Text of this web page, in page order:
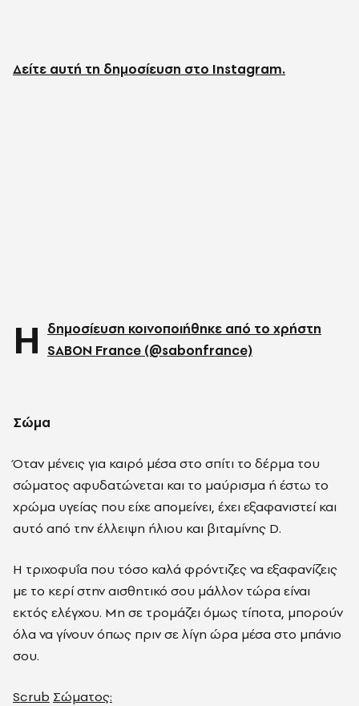
Δείτε αυτή τη δημοσίευση στο Instagram.
Η δημοσίευση κοινοποιήθηκε από το χρήστη
SABON France (@sabonfrance)
Σώμα
Όταν μένεις για καιρό μέσα στο σπίτι το δέρμα του
σώματος αφυδατώνεται και το μαύρισμα ή έστω το
χρώμα υγείας που είχε απομείνει, έχει εξαφανιστεί και
αυτό από την έλλειψη ήλιου και βιταμίνης D.
Η τριχοφυΐα που τόσο καλά φρόντιζες να εξαφανίζεις
με το κερί στην αισθητικό σου μάλλον τώρα είναι
εκτός ελέγχου. Μη σε τρομάζει όμως τίποτα, μπορούν
όλα να γίνουν όπως πριν σε λίγη ώρα μέσα στο μπάνιο
σου.
Scrub Σώματος: